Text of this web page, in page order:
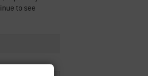
to see